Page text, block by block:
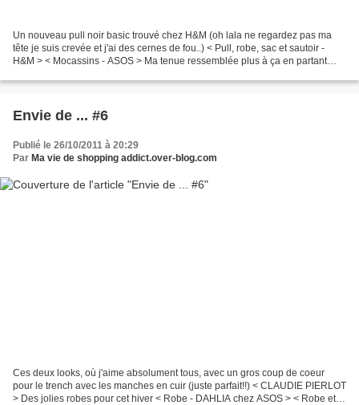
Un nouveau pull noir basic trouvé chez H&M (oh lala ne regardez pas ma
tête je suis crevée et j'ai des cernes de fou..) < Pull, robe, sac et sautoir -
H&M > < Mocassins - ASOS > Ma tenue ressemblée plus à ça en partant
Envie de ... #6
Publié le 26/10/2011 à 20:29
Par Ma vie de shopping addict.over-blog.com
Ces deux looks, où j'aime absolument tous, avec un gros coup de coeur
pour le trench avec les manches en cuir (juste parfait!!) < CLAUDIE PIERLOT
> Des jolies robes pour cet hiver < Robe - DAHLIA chez ASOS > < Robe et